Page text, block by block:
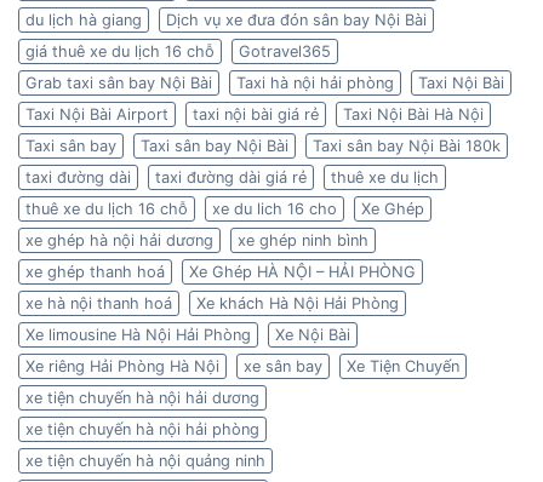
du lịch hà giang
Dịch vụ xe đưa đón sân bay Nội Bài
giá thuê xe du lịch 16 chỗ
Gotravel365
Grab taxi sân bay Nội Bài
Taxi hà nội hải phòng
Taxi Nội Bài
Taxi Nội Bài Airport
taxi nội bài giá rẻ
Taxi Nội Bài Hà Nội
Taxi sân bay
Taxi sân bay Nội Bài
Taxi sân bay Nội Bài 180k
taxi đường dài
taxi đường dài giá rẻ
thuê xe du lịch
thuê xe du lịch 16 chỗ
xe du lich 16 cho
Xe Ghép
xe ghép hà nội hải dương
xe ghép ninh bình
xe ghép thanh hoá
Xe Ghép HÀ NỘI – HẢI PHÒNG
xe hà nội thanh hoá
Xe khách Hà Nội Hải Phòng
Xe limousine Hà Nội Hải Phòng
Xe Nội Bài
Xe riêng Hải Phòng Hà Nội
xe sân bay
Xe Tiện Chuyến
xe tiện chuyến hà nội hải dương
xe tiện chuyến hà nội hải phòng
xe tiện chuyến hà nội quảng ninh